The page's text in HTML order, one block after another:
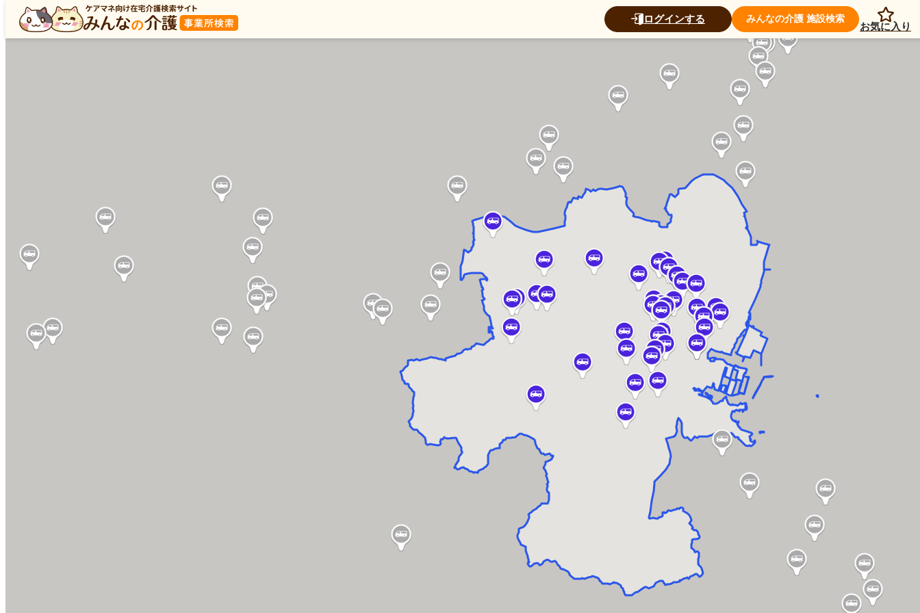
ログインする みんなの介護 施設検索
お気に入り